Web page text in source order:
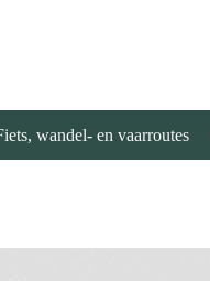
wandel- en vaarroutes